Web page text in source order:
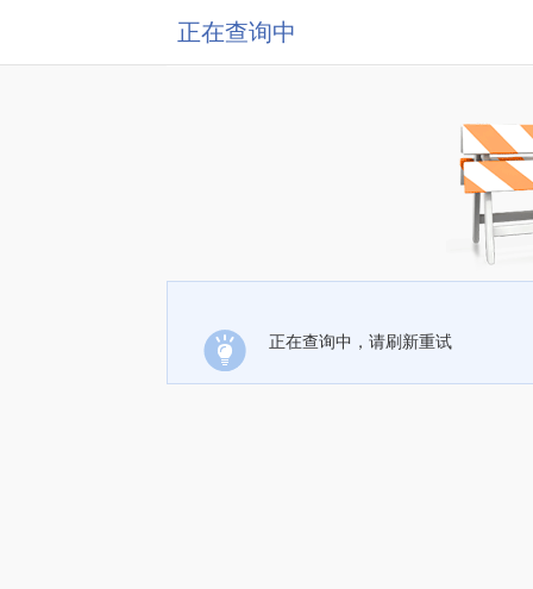
正在查询中
正在查询中，请刷新重试